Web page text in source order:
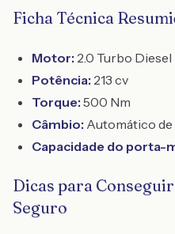
Ficha Técnica
Motor: 2.0 Turbo Diesel
Potência: 213 cv
Torque: 500 Nm
Câmbio: Automático de
Capacidade do porta-
Dicas para
Seguro